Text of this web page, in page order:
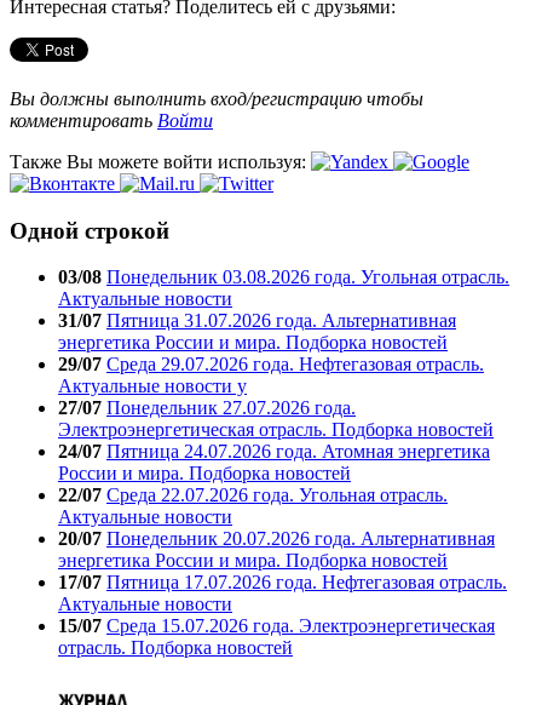
Интересная статья? Поделитесь ей с друзьями:
Вы должны выполнить вход/регистрацию чтобы
комментировать Войти
Также Вы можете войти используя:
Одной строкой
03/08 Понедельник 03.08.2026 года. Угольная отрасль.
Актуальные новости
31/07 Пятница 31.07.2026 года. Альтернативная
энергетика России и мира. Подборка новостей
29/07 Среда 29.07.2026 года. Нефтегазовая отрасль.
Актуальные новости у
27/07 Понедельник 27.07.2026 года.
Электроэнергетическая отрасль. Подборка новостей
24/07 Пятница 24.07.2026 года. Атомная энергетика
России и мира. Подборка новостей
22/07 Среда 22.07.2026 года. Угольная отрасль.
Актуальные новости
20/07 Понедельник 20.07.2026 года. Альтернативная
энергетика России и мира. Подборка новостей
17/07 Пятница 17.07.2026 года. Нефтегазовая отрасль.
Актуальные новости
15/07 Среда 15.07.2026 года. Электроэнергетическая
отрасль. Подборка новостей